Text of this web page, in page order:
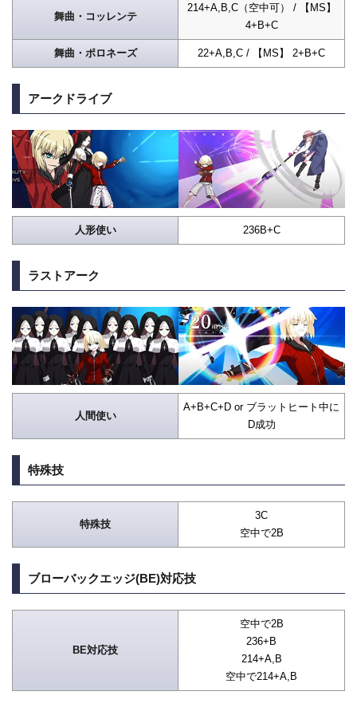
舞曲・コッレンテ
214+A,B,C（空中可） / 【MS】
4+B+C
舞曲・ポロネーズ 22+A,B,C / 【MS】 2+B+C
アークドライブ
人形使い 236B+C
ラストアーク
人間使い
A+B+C+D or ブラットヒート中に
D成功
特殊技
特殊技
3C
空中で2B
ブローバックエッジ(BE)対応技
BE対応技
空中で2B
236+B
214+A,B
空中で214+A,B